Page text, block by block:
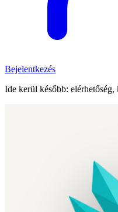
Bejelentkezés
Ide kerül később: